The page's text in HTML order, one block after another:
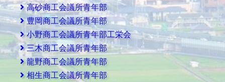
高砂商工会議所青年部
豊岡商工会議所青年部
小野商工会議所青年部工栄会
三木商工会議所青年部
龍野商工会議所青年部
相生商工会議所青年部